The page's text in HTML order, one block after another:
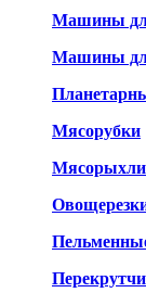
Машины
Машины
Мясорубки